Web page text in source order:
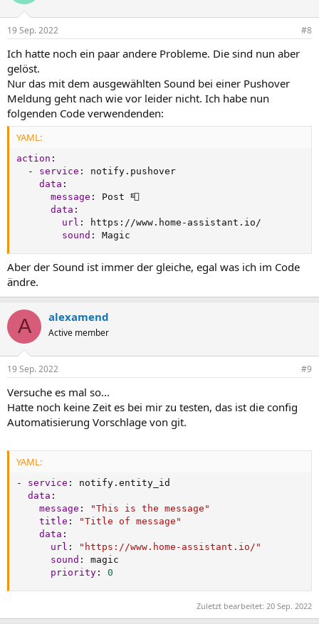
19 Sep. 2022 #8
Ich hatte noch ein paar andere Probleme. Die sind nun aber
gelöst.
Nur das mit dem ausgewählten Sound bei einer Pushover
Meldung geht nach wie vor leider nicht. Ich habe nun
folgenden Code verwendenden:
YAML:
action :
-
service :
notify.pushover
data :
message :
Post 📮
data :
url : https : //www.home - assistant.io/
sound : Magic
Aber der Sound ist immer der gleiche, egal was ich im Code
ändre.
A alexamend
Active member
19 Sep. 2022 #9
Versuche es mal so...
Hatte noch keine Zeit es bei mir zu testen, das ist die config
Automatisierung Vorschlage von git.
YAML:
- service :
notify.entity_id
data :
message :
"This is the message"
title :
"Title of message"
data :
url :
"https://www.home-assistant.io/"
sound :
magic
priority : 0
Zuletzt bearbeitet: 20 Sep. 2022